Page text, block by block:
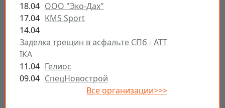
18.04 ООО "Эко-Дах"
17.04 KMS Sport
14.04
Заделка трещин в асфальте СПб - ATT
IKA
11.04 Гелиос
09.04 СпецНовострой
Все организации>>>